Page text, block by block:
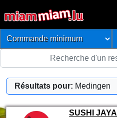
Résultats pour: Medingen
SUSHI JAYA